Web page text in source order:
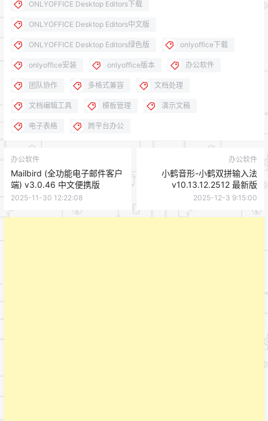
ONLYOFFICE Desktop Editors下载
ONLYOFFICE Desktop Editors中文版
ONLYOFFICE Desktop Editors绿色版 onlyoffice下载
onlyoffice安装 onlyoffice版本 办公软件
团队协作 多格式兼容 文档处理
文档编辑工具 模板管理 演示文稿
电子表格 跨平台办公
办公软件
Mailbird (全功能电子邮件客户
端) v3.0.46 中文便携版
2025-11-30 12:22:08
办公软件
小鹤音形-小鹤双拼输入法
v10.13.12.2512 最新版
2025-12-3 9:15:00